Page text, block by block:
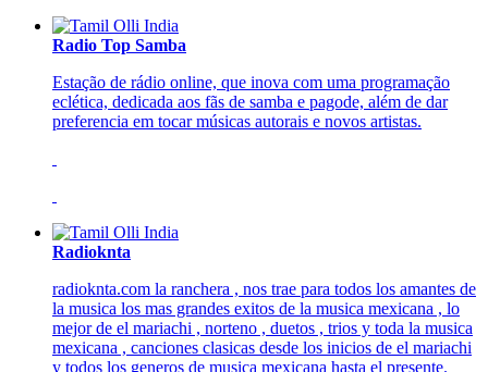
Radio Top Samba
Estação de rádio online, que inova com uma programação
eclética, dedicada aos fãs de samba e pagode, além de dar
preferencia em tocar músicas autorais e novos artistas.
Radioknta
radioknta.com la ranchera , nos trae para todos los amantes de
la musica los mas grandes exitos de la musica mexicana , lo
mejor de el mariachi , norteno , duetos , trios y toda la musica
mexicana , canciones clasicas desde los inicios de el mariachi
y todos los generos de musica mexicana hasta el presente.